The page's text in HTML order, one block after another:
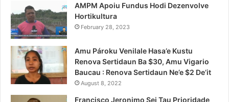
AMPM Apoiu Fundus Hodi Dezenvolve
Hortikultura
February 28, 2023
Amu Pároku Venilale Hasa’e Kustu
Renova Sertidaun Ba $30, Amu Vigario
Baucau : Renova Sertidaun Ne’e $2 De’it
August 8, 2022
Francisco Jeronimo Sei Tau Prioridade